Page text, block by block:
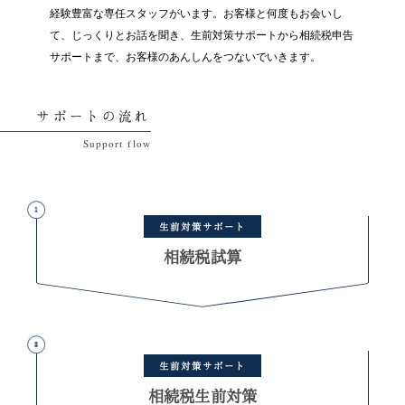
経験豊富な専任スタッフがいます。 お客様と何度もお会いし
て、
じっくりとお話を聞き、 生前対策サポートから相続税申告
サポートまで、 お客様のあんしんをつないでいきます。
サポートの流れ
相続税試算
相続税生前対策